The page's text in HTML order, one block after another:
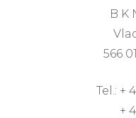
B K
566
Tel.: +
+